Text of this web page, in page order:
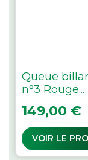
Queue
n°3 Rouge...
Prix
149,00 €
VOIR LE